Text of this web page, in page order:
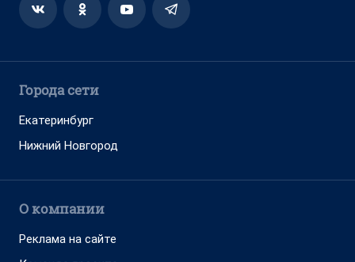
Города сети
Екатеринбург
Нижний Новгород
О компании
Реклама на сайте